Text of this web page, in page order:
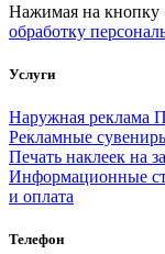
Нажимая на кнопку
обработку
Услуги
Наружная реклама
Рекламные
Печать наклеек на
Информационные
и оплата
Телефон